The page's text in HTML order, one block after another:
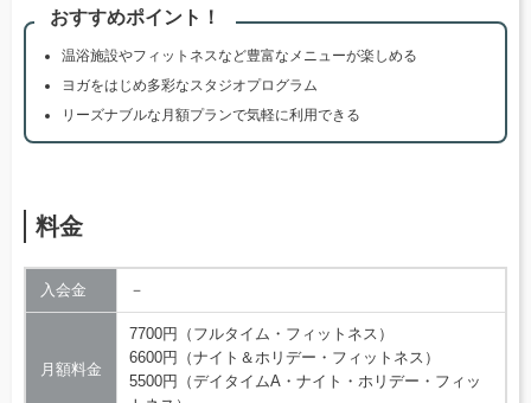
おすすめポイント！
温浴施設やフィットネスなど豊富なメニューが楽しめる
ヨガをはじめ多彩なスタジオプログラム
リーズナブルな月額プランで気軽に利用できる
料金
入会金 －
月額料金
7700円（フルタイム・フィットネス）
6600円（ナイト＆ホリデー・フィットネス）
5500円（デイタイムA・ナイト・ホリデー・フィッ